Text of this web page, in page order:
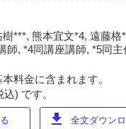
***, 熊本宜文*4, 遠藤格
師, *4同講座講師, *5同主
料金に含まれます。
) です。
download 全文ダウン